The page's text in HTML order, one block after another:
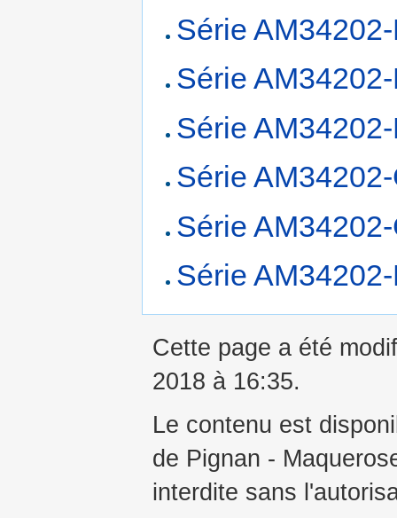
Série
Série
Série
Série
Série
Série
Cette page a été
2018 à 16:35.
Le contenu est
de Pignan -
interdite sans